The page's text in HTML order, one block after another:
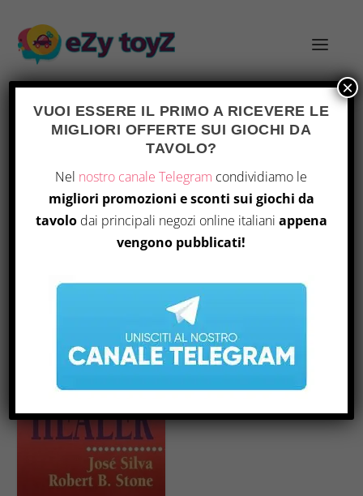
Home/ Prodotto Edition / Reissue
Visualizzazione del risultato
VUOI ESSERE IL PRIMO A RICEVERE LE
MIGLIORI OFFERTE SUI GIOCHI DA
TAVOLO?
Nel nostro canale Telegram condividiamo le
migliori promozioni e sconti sui giochi da
tavolo dai principali negozi online italiani appena
vengono pubblicati!
×